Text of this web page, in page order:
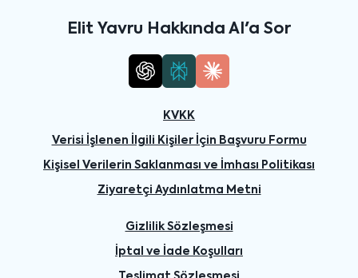
Elit Yavru Hakkında AI'a Sor
KVKK
Verisi İşlenen İlgili Kişiler İçin Başvuru Formu
Kişisel Verilerin Saklanması ve İmhası Politikası
Ziyaretçi Aydınlatma Metni
Gizlilik Sözleşmesi
İptal ve İade Koşulları